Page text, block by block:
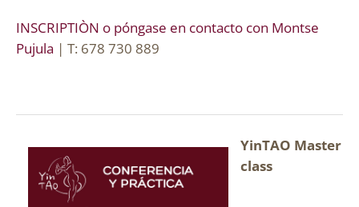
INSCRIPTIÒN o póngase en contacto con Montse
Pujula | T: 678 730 889
YinTAO Master
class